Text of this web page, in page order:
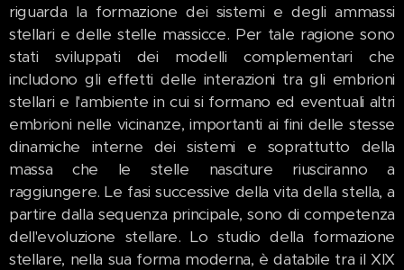
riguarda la formazione dei sistemi e degli ammassi
stellari e delle stelle massicce. Per tale ragione sono
stati sviluppati dei modelli complementari che
includono gli effetti delle interazioni tra gli embrioni
stellari e l'ambiente in cui si formano ed eventuali altri
embrioni nelle vicinanze, importanti ai fini delle stesse
dinamiche interne dei sistemi e soprattutto della
massa che le stelle nasciture riusciranno a
raggiungere. Le fasi successive della vita della stella, a
partire dalla sequenza principale, sono di competenza
dell'evoluzione stellare. Lo studio della formazione
stellare, nella sua forma moderna, è databile tra il XIX